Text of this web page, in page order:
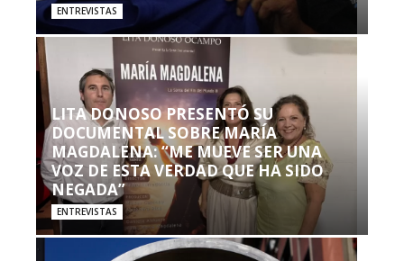
ENTREVISTAS
LITA DONOSO PRESENTÓ SU
DOCUMENTAL SOBRE MARÍA
MAGDALENA: “ME MUEVE SER UNA
VOZ DE ESTA VERDAD QUE HA SIDO
NEGADA”
ENTREVISTAS